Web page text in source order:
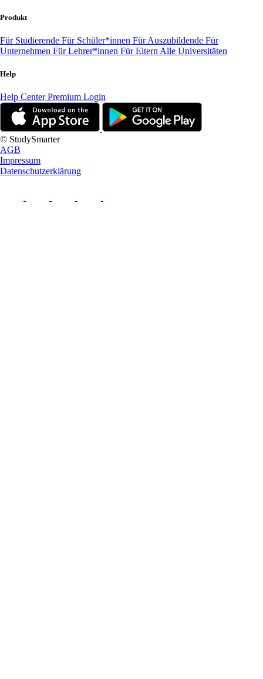
Produkt
Für Studierende Für Schüler*innen Für Auszubildende Für
Unternehmen Für Lehrer*innen Für Eltern Alle Universitäten
Help
Help CenterPremium Login
© StudySmarter
AGB
Impressum
Datenschutzerklärung